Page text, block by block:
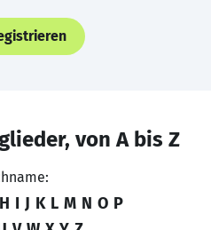
von A bis Z
H I J K L M N O P